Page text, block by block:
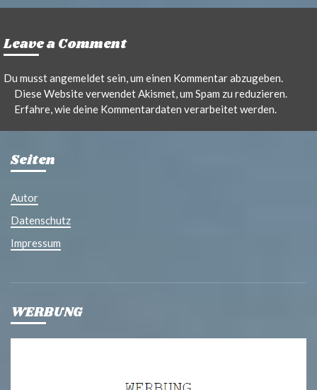
Leave a Comment
Du musstangemeldetsein, um einen Kommentar abzugeben.
Diese Website verwendet Akismet, um Spam zu reduzieren.
Erfahre, wie deine Kommentardaten verarbeitet werden.
Seiten
Autor
Datenschutz
Impressum
WERBUNG